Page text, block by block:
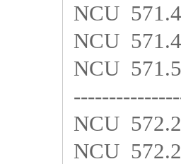
NCU
NCU
NCU
NCU
NCU